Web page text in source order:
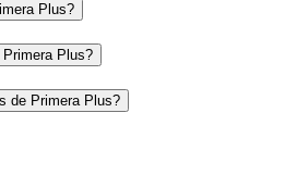
Plus?
Plus?
de Primera Plus?